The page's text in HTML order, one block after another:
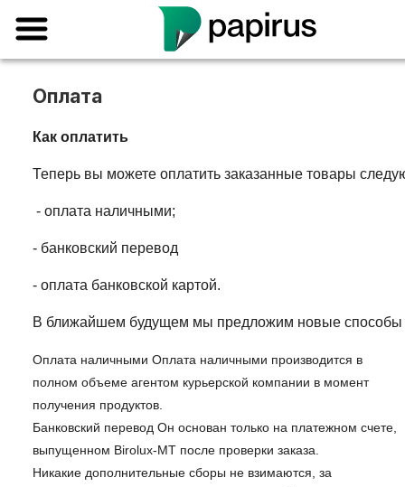
Оплата
Как оплатить
Теперь вы можете оплатить заказанные товары
- оплата наличными;
- банковский перевод
- оплата банковской картой.
В ближайшем будущем мы предложим новые
Оплата наличными Оплата наличными производится в
полном объеме агентом курьерской компании в момент
получения продуктов.
Банковский перевод Он основан только на платежном счете,
выпущенном Birolux-MT после проверки заказа.
Никакие дополнительные сборы не взимаются, за